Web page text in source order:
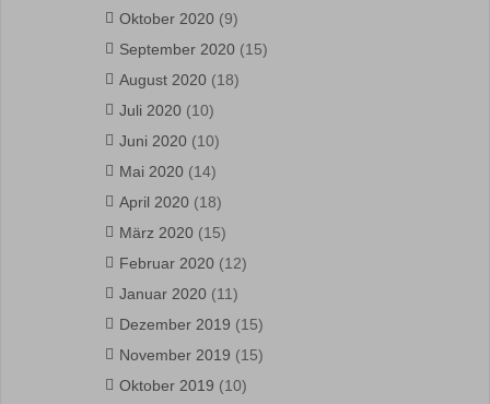
Oktober 2020 (9)
September 2020 (15)
August 2020 (18)
Juli 2020 (10)
Juni 2020 (10)
Mai 2020 (14)
April 2020 (18)
März 2020 (15)
Februar 2020 (12)
Januar 2020 (11)
Dezember 2019 (15)
November 2019 (15)
Oktober 2019 (10)